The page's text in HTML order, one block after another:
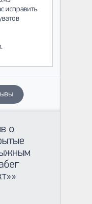
исправить
о